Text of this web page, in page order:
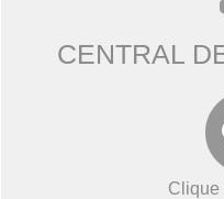
CENTRAL
Clique